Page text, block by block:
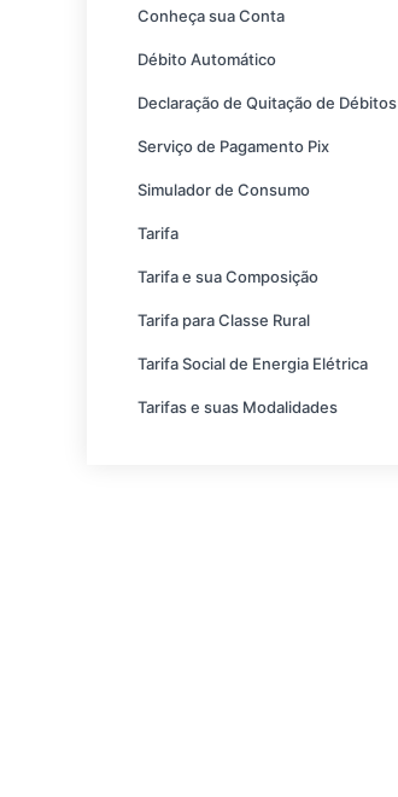
Conheça sua Conta
Débito Automático
Declaração de Quitação de Débitos
Serviço de Pagamento Pix
Simulador de Consumo
Tarifa
Tarifa e sua Composição
Tarifa para Classe Rural
Tarifa Social de Energia Elétrica
Tarifas e suas Modalidades